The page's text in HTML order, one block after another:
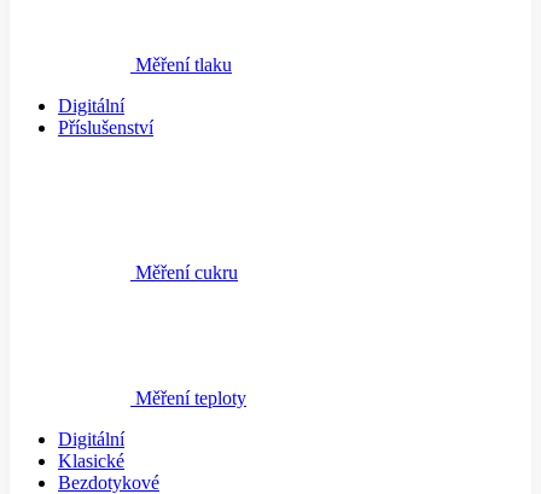
Měření tlaku
Digitální
Příslušenství
Měření cukru
Měření teploty
Digitální
Klasické
Bezdotykové